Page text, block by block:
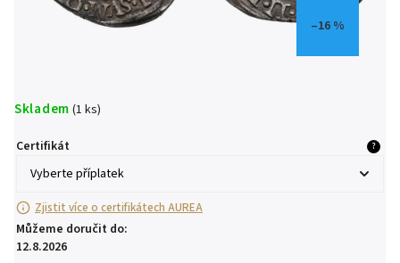
–16 %
Skladem (1 ks)
Certifikát ?
Zjistit více o certifikátech AUREA
Můžeme doručit do:
12.8.2026